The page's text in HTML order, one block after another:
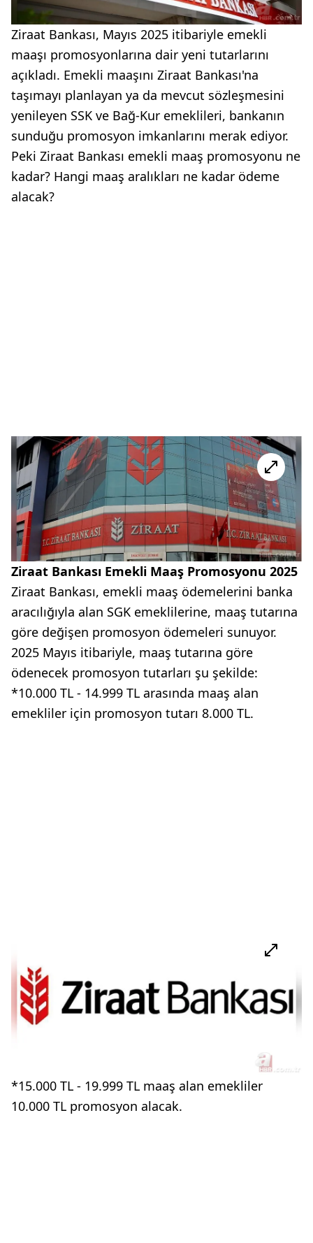
Ziraat Bankası, Mayıs 2025 itibariyle emekli
maaşı promosyonlarına dair yeni tutarlarını
açıkladı. Emekli maaşını Ziraat Bankası'na
taşımayı planlayan ya da mevcut sözleşmesini
yenileyen SSK ve Bağ-Kur emeklileri, bankanın
sunduğu promosyon imkanlarını merak ediyor.
Peki Ziraat Bankası emekli maaş promosyonu ne
kadar? Hangi maaş aralıkları ne kadar ödeme
alacak?
Ziraat Bankası Emekli Maaş Promosyonu 2025
Ziraat Bankası, emekli maaş ödemelerini banka
aracılığıyla alan SGK emeklilerine, maaş tutarına
göre değişen promosyon ödemeleri sunuyor.
2025 Mayıs itibariyle, maaş tutarına göre
ödenecek promosyon tutarları şu şekilde:
*10.000 TL - 14.999 TL arasında maaş alan
emekliler için promosyon tutarı 8.000 TL.
*15.000 TL - 19.999 TL maaş alan emekliler
10.000 TL promosyon alacak.